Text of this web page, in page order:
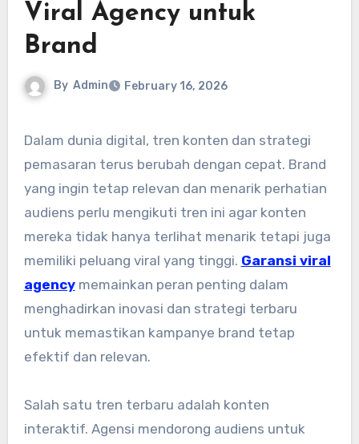
Viral Agency untuk
Brand
By Admin February 16, 2026
Dalam dunia digital, tren konten dan strategi
pemasaran terus berubah dengan cepat. Brand
yang ingin tetap relevan dan menarik perhatian
audiens perlu mengikuti tren ini agar konten
mereka tidak hanya terlihat menarik tetapi juga
memiliki peluang viral yang tinggi. Garansi viral
agencymemainkan peran penting dalam
menghadirkan inovasi dan strategi terbaru
untuk memastikan kampanye brand tetap
efektif dan relevan.
Salah satu tren terbaru adalah konten
interaktif. Agensi mendorong audiens untuk